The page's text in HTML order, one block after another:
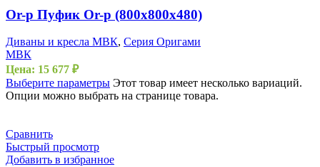
Or-p Пуфик Or-p (800х800х480)
Диваны и кресла МВК, Серия Оригами
МВК
Цена: 15 677 ₽
Выберите параметры Этот товар имеет несколько вариаций.
Опции можно выбрать на странице товара.
Сравнить
Быстрый просмотр
Добавить в избранное